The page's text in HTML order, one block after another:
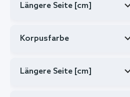
Längere Seite [cm]
Korpusfarbe
Längere Seite [cm]